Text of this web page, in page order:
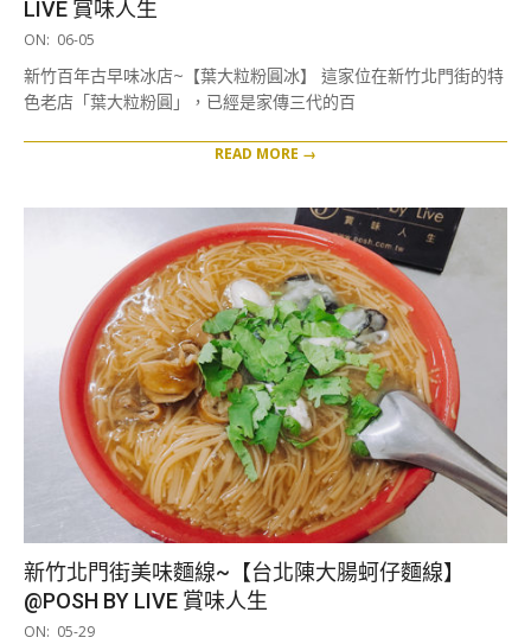
LIVE 賞味人生
2019-
05
ON: 06-05
新竹百年古早味冰店~【葉大粒粉圓冰】 這家位在新竹北門街的特
色老店「葉大粒粉圓」，已經是家傳三代的百
READ MORE →
新竹北門街美味麵線~【台北陳大腸蚵仔麵線】
@POSH BY LIVE 賞味人生
2019-
ON: 05-29